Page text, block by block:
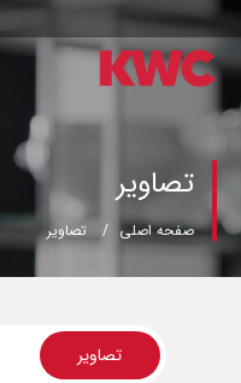
تصاویر
صفحه اصلی تصاویر
تصاویر